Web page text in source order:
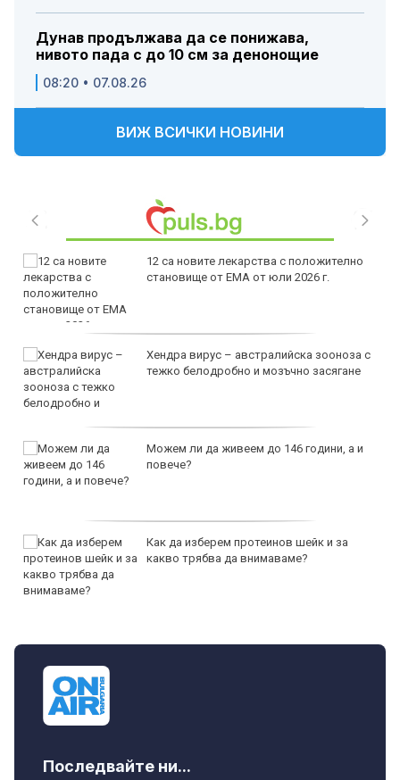
Дунав продължава да се понижава,
нивото пада с до 10 см за денонощие
08:20 • 07.08.26
ВИЖ ВСИЧКИ НОВИНИ
12 са новите лекарства с положително
становище от ЕМА от юли 2026 г.
Хендра вирус – австралийска зооноза с
тежко белодробно и мозъчно засягане
Можем ли да живеем до 146 години, а и
повече?
Как да изберем протеинов шейк и за
какво трябва да внимаваме?
Последвайте ни...